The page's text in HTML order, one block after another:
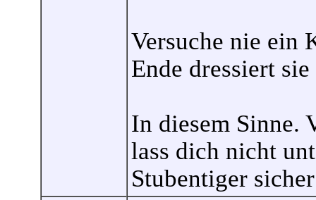
Versuche nie ein
Ende dressiert
In diesem Sinne.
lass dich nicht
Stubentiger